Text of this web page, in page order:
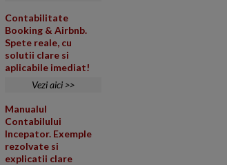
Contabilitate
Booking & Airbnb.
Spete reale, cu
solutii clare si
aplicabile imediat!
Vezi aici >>
Manualul
Contabilului
Incepator. Exemple
rezolvate si
explicatii clare